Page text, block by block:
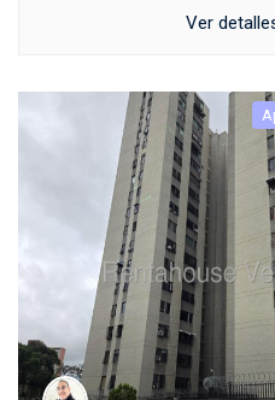
Ver